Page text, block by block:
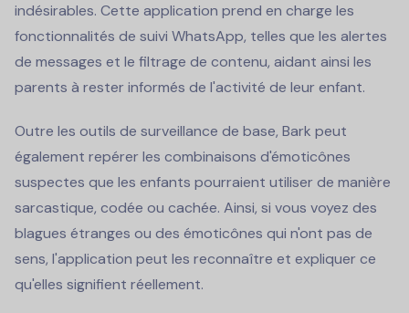
indésirables. Cette application prend en charge les
fonctionnalités de suivi WhatsApp, telles que les alertes
de messages et le filtrage de contenu, aidant ainsi les
parents à rester informés de l'activité de leur enfant.
Outre les outils de surveillance de base, Bark peut
également repérer les combinaisons d'émoticônes
suspectes que les enfants pourraient utiliser de manière
sarcastique, codée ou cachée. Ainsi, si vous voyez des
blagues étranges ou des émoticônes qui n'ont pas de
sens, l'application peut les reconnaître et expliquer ce
qu'elles signifient réellement.